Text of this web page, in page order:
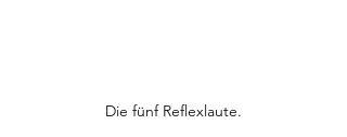
Die fünf Reflexlaute.